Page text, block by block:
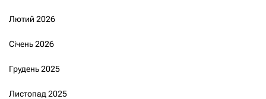
Лютий 2026
Січень 2026
Грудень 2025
Листопад 2025